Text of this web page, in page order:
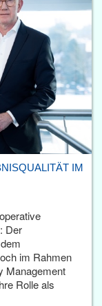
IM
Der
im Rahmen
Management
Rolle als